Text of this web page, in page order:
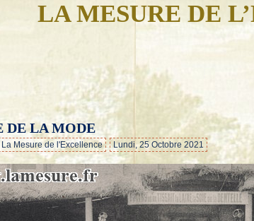
LA MESURE DE
DE LA MODE
Mesure de l'Excellence Lundi, 25 Octobre 2021